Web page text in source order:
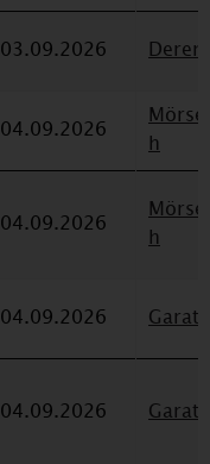
03.09.2026
04.09.2026
h
04.09.2026
h
04.09.2026 Garath
04.09.2026 Garath